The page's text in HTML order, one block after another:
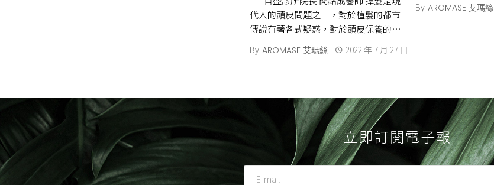
代人的頭皮問題之一，對於植髮的都市
傳說有著各式疑惑，對於頭皮保養的迷
不能洗頭 […]
By AROMASE 艾瑪絲 2022 年 7 月 27 日
By AROMASE 艾瑪絲
立即訂閱電子報